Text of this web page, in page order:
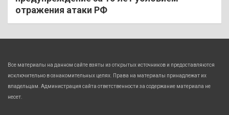
отражения атаки РФ
Все материалы на данном сайте взяты из открытых источников и предоставляются
исключительно в ознакомительных целях. Права на материалы принадлежат их
владельцам. Администрация сайта ответственности за содержание материала не
несет.